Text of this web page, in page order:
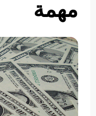
مهمة